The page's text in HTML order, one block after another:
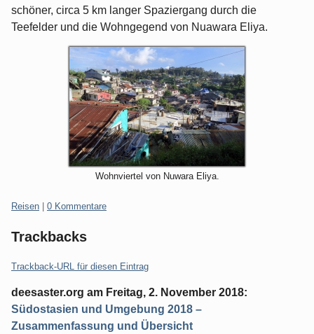
schöner, circa 5 km langer Spaziergang durch die
Teefelder und die Wohngegend von Nuawara Eliya.
Wohnviertel von Nuwara Eliya.
Kategorien:
Reisen | 0 Kommentare
Trackbacks
Trackback-URL für diesen Eintrag
deesaster.org am Freitag, 2. November 2018:
Südostasien und Umgebung 2018 –
Zusammenfassung und Übersicht